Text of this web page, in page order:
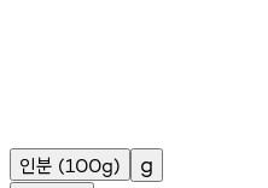
인분 (100g) g